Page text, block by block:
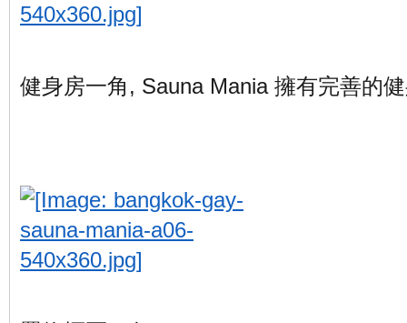
健身房一角, Sauna Mania 擁有完善的